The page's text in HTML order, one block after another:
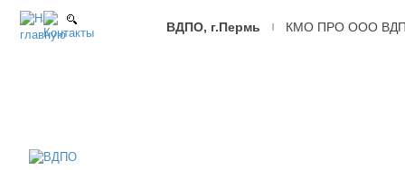
ВДПО, г.Пермь КМО ПРО ООО